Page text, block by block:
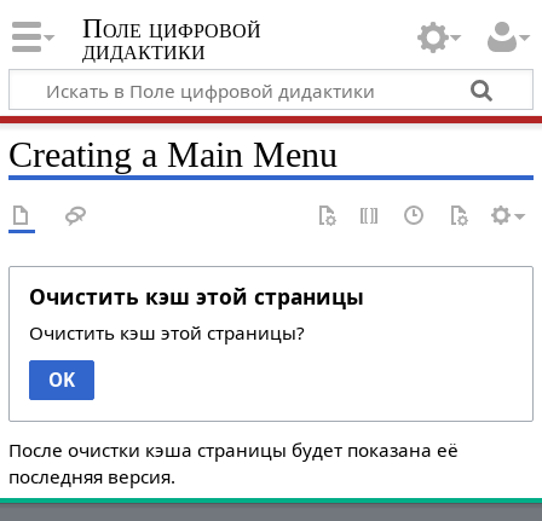
Поле цифровой
дидактики
Creating a Main Menu
Очистить кэш этой страницы
Очистить кэш этой страницы?
OK
После очистки кэша страницы будет показана её
последняя версия.